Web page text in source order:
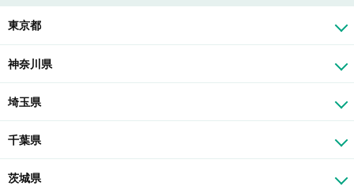
東京都
神奈川県
埼玉県
千葉県
茨城県